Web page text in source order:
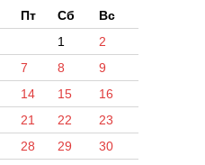
Пт Сб Вс
1
2
7 8
9
14 15
16
21 22
23
28 29 30